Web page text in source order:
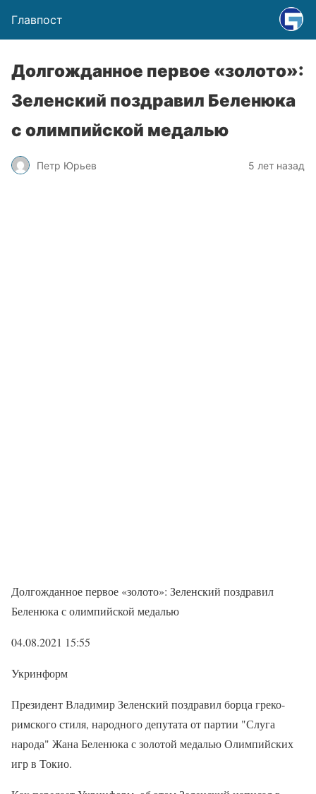
Главпост
Долгожданное первое «золото»:
Зеленский поздравил Беленюка
с олимпийской медалью
Петр Юрьев 5 лет назад
Долгожданное первое «золото»: Зеленский поздравил
Беленюка с олимпийской медалью
04.08.2021 15:55
Укринформ
Президент Владимир Зеленский поздравил борца греко-
римского стиля, народного депутата от партии "Слуга
народа" Жана Беленюка с золотой медалью Олимпийских
игр в Токио.